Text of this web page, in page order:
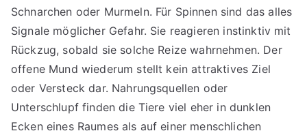
Schnarchen oder Murmeln. Für Spinnen sind das alles
Signale möglicher Gefahr. Sie reagieren instinktiv mit
Rückzug, sobald sie solche Reize wahrnehmen. Der
offene Mund wiederum stellt kein attraktives Ziel
oder Versteck dar. Nahrungsquellen oder
Unterschlupf finden die Tiere viel eher in dunklen
Ecken eines Raumes als auf einer menschlichen